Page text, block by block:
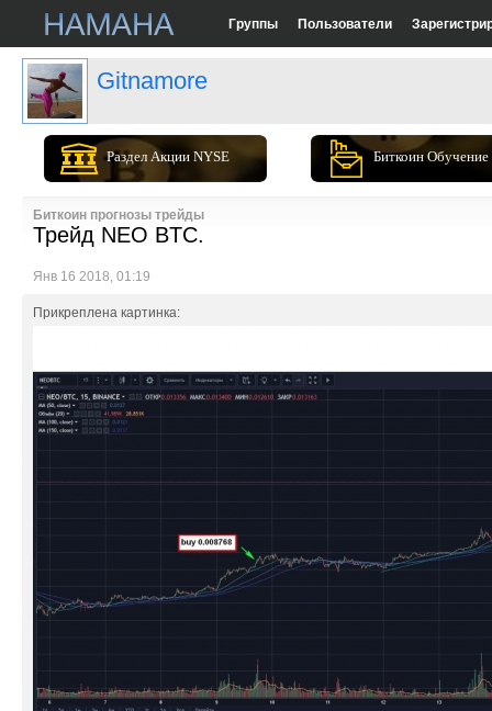
Группы Пользователи
Gitnamore
Раздел Акции NYSE Биткоин Обучение
Биткоин прогнозы трейды
Трейд NEO BTC.
Янв 16 2018, 01:19
Прикреплена картинка: